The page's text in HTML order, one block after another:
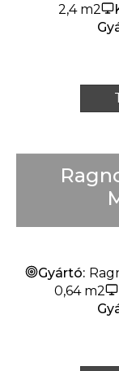
2,4 m2
Gyártó:
0,64 m2